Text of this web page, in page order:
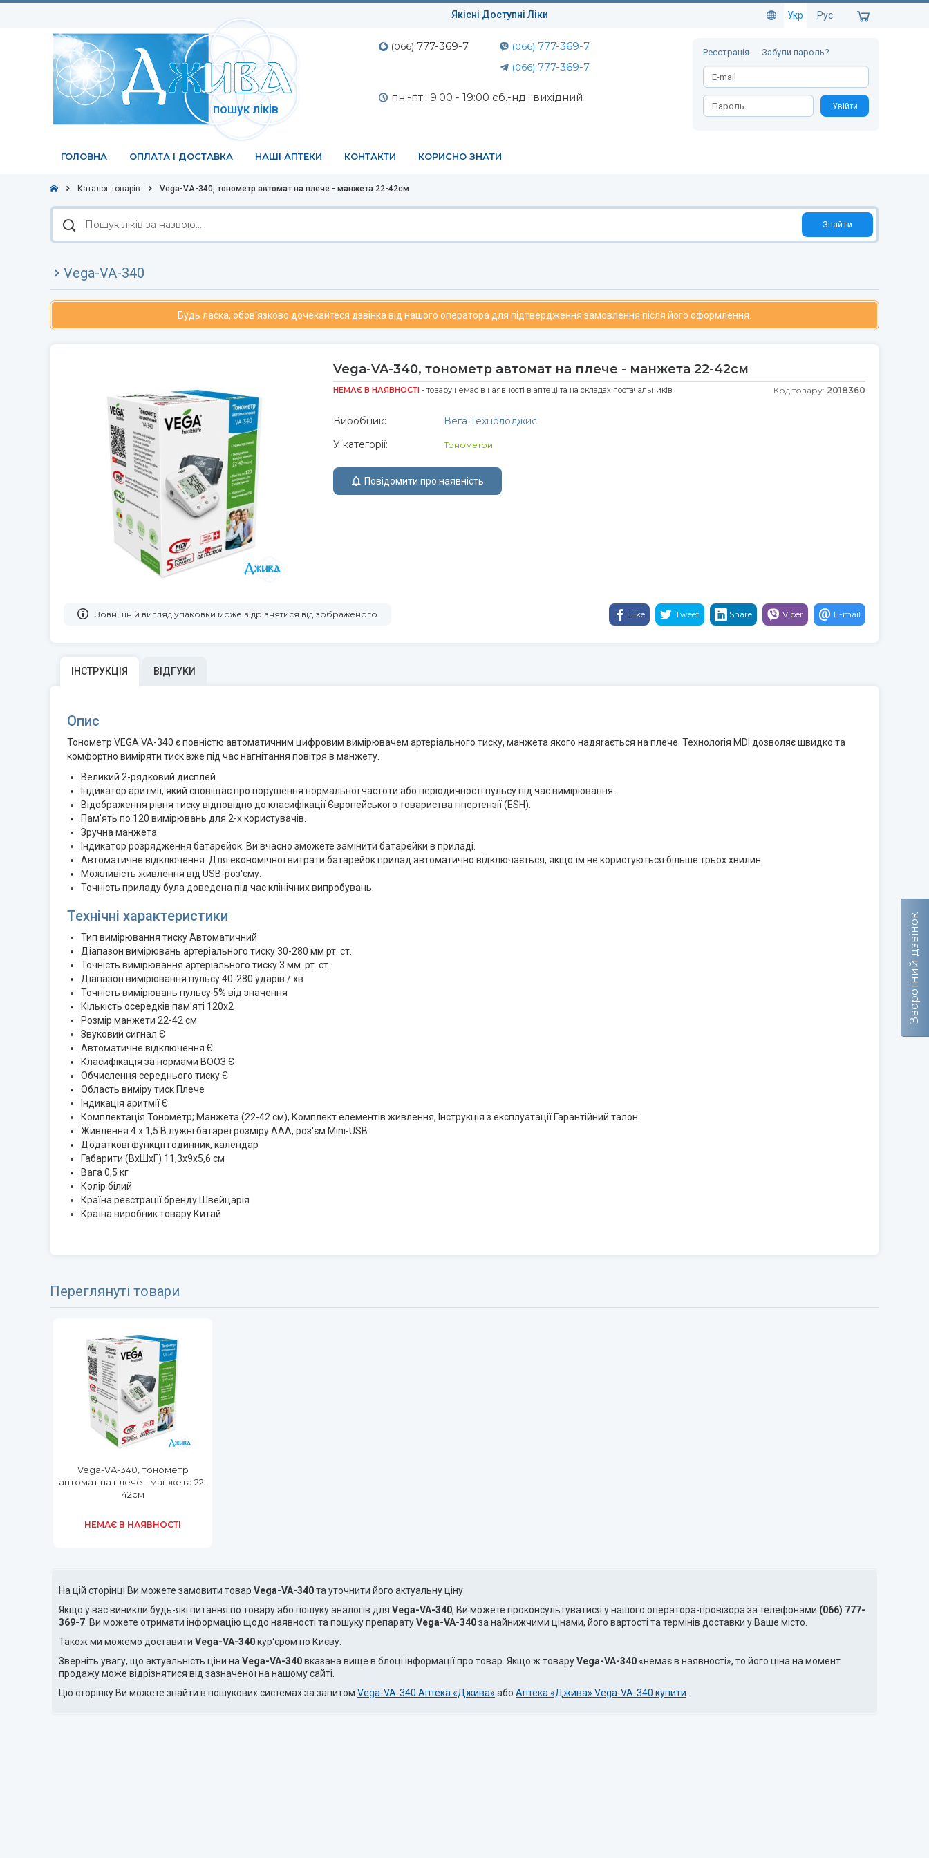
Якісні Доступні Ліки Укр Рус
пошук ліків
(066) 777-369-7 (066) 777-369-7
(066) 777-369-7
пн.-пт.: 9:00 - 19:00 сб.-нд.: вихідний
Реєстрація Забули пароль?
Увійти
ГОЛОВНА ОПЛАТА І ДОСТАВКА НАШІ АПТЕКИ КОНТАКТИ КОРИСНО ЗНАТИ
Каталог товарів Vega-VA-340, тонометр автомат на плече - манжета 22-42см
Пошук
ліків
за
Знайти
Vega-VA-340
Будь ласка, обов'язково дочекайтеся дзвінка від нашого оператора для підтвердження замовлення після його оформлення.
Vega-VA-340, тонометр автомат на плече - манжета 22-42см
НЕМАЄ В НАЯВНОСТІ - товару немає в наявності в аптеці та на складах постачальників Код товару: 2018360
Виробник:
Вега Технолоджис
У категорії:
Тонометри
Повідомити про наявність
Зовнішній вигляд упаковки може відрізнятися від зображеного Like Tweet Share Viber E-mail
ІНСТРУКЦІЯ ВІДГУКИ
Опис
Тонометр VEGA VA-340 є повнiстю автоматичним цифровим вимiрювачем артерiального тиску, манжета якого надяrається на плече. Технолоriя MDI дозволяє швидко та
комфортно виміряти тиск вже під час нагнітання повітря в манжету.
Великий 2-рядковий дисплей.
Індикатор аритмії, який сповіщає про порушення нормальної частоти або періодичності пульсу під час вимірювання.
Відображення рівня тиску відповідно до класифікації Європейського товариства гіпертензії (ESH).
Пам'ять по 120 вимірювань для 2-х користувачів.
Зручна манжета.
Індикатор розрядження батарейок. Ви вчасно зможете замінити батарейки в приладі.
Автоматичне відключення. Для економічної витрати батарейок прилад автоматично відключається, якщо їм не користуються більше трьох хвилин.
Можливість живлення від USB-роз'єму.
Точність приладу була доведена під час клінічних випробувань.
Технічні характеристики
Тип вимірювання тиску Автоматичний
Діапазон вимірювань артеріального тиску 30-280 мм рт. ст.
Точність вимірювання артеріального тиску 3 мм. рт. ст.
Діапазон вимірювання пульсу 40-280 ударів / хв
Точність вимірювань пульсу 5% від значення
Кількість осередків пам'яті 120х2
Розмір манжети 22-42 см
Звуковий сигнал Є
Автоматичне відключення Є
Класифікація за нормами ВООЗ Є
Обчислення середнього тиску Є
Область виміру тиск Плече
Індикація аритмії Є
Комплектація Тонометр; Манжета (22-42 см), Комплект елементів живлення, Інструкція з експлуатації Гарантійний талон
Живлення 4 х 1,5 В лужні батареї розміру ААА, роз'єм Mini-USB
Додаткові функції годинник, календар
Габарити (ВхШхГ) 11,3х9х5,6 см
Вага 0,5 кг
Колір білий
Країна реєстрації бренду Швейцарія
Країна виробник товару Китай
Переглянуті товари
Vega-VA-340, тонометр
автомат на плече - манжета 22-
42см
НЕМАЄ В НАЯВНОСТІ
На цій сторінці Ви можете замовити товар Vega-VA-340та уточнити його актуальну ціну.
Якщо у вас виникли будь-які питання по товару або пошуку аналогів для Vega-VA-340, Ви можете проконсультуватися у нашого оператора-провізора за телефонами (066) 777-
369-7 . Ви можете отримати інформацію щодо наявності та пошуку препаратуVega-VA-340за найнижчими цінами, його вартості та термінів доставки у Ваше місто.
Також ми можемо доставити Vega-VA-340кур'єром по Києву.
Зверніть увагу, що актуальність ціни на Vega-VA-340вказана вище в блоці інформації про товар. Якщо ж товаруVega-VA-340«немає в наявності», то його ціна на момент
продажу може відрізнятися від зазначеної на нашому сайті.
Цю сторінку Ви можете знайти в пошукових системах за запитом Vega-VA-340 Аптека «Джива» або Аптека «Джива» Vega-VA-340 купити
Зворотний дзвінок